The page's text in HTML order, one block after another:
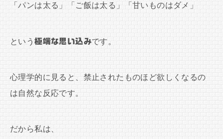
「パンは太る」「ご飯は太る」「甘いものはダメ」
という極端な思い込みです。
心理学的に見ると、禁止されたものほど欲しくなるの
は自然な反応です。
だから私は、